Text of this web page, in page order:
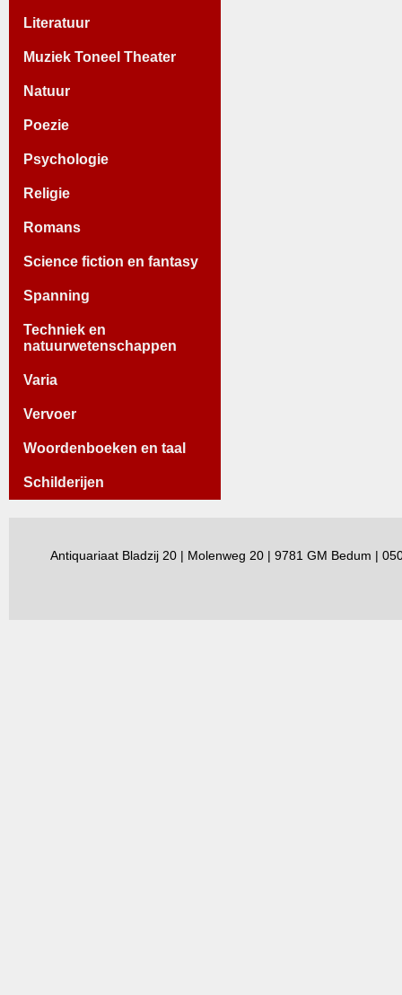
Literatuur
Muziek Toneel Theater
Natuur
Poezie
Psychologie
Religie
Romans
Science fiction en fantasy
Spanning
Techniek en
natuurwetenschappen
Varia
Vervoer
Woordenboeken en taal
Schilderijen
Antiquariaat Bladzij 20 | Molenweg 20 | 9781 GM Bedum |